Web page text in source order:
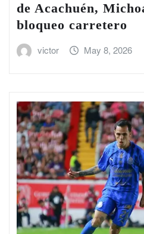
de Acachuén,
bloqueo carretero
victor May 8, 2026